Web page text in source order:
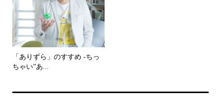
「ありずら」のすすめ -ちっ
ちゃい”あ...